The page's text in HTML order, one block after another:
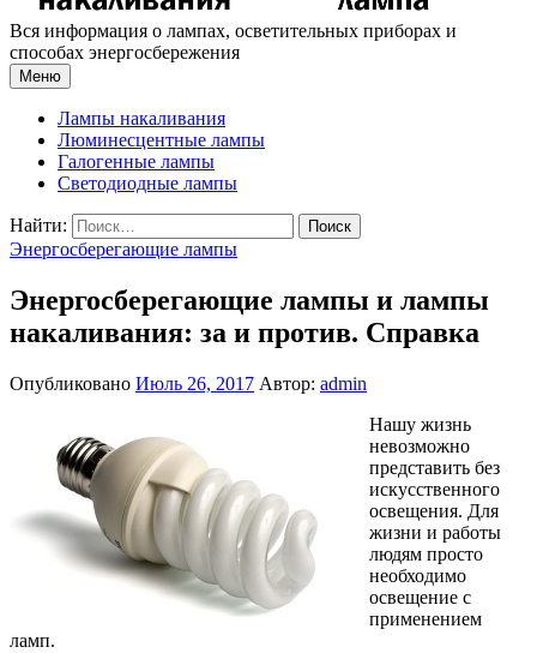
Вся информация о лампах, осветительных приборах и
способах энергосбережения
Меню
Лампы накаливания
Люминесцентные лампы
Галогенные лампы
Светодиодные лампы
Найти:
Энергосберегающие лампы
Энергосберегающие лампы и лампы
накаливания: за и против. Справка
Опубликовано Июль 26, 2017 Автор: admin
Нашу жизнь
невозможно
представить без
искусственного
освещения. Для
жизни и работы
людям просто
необходимо
освещение с
применением
ламп.